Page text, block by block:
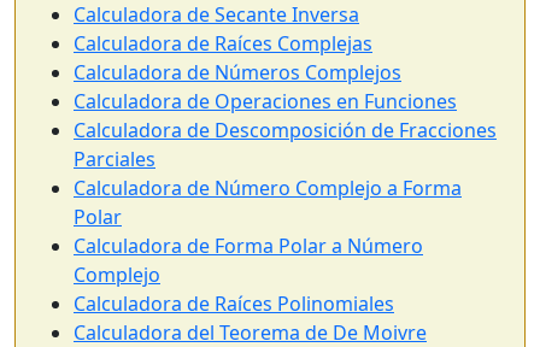
Calculadora de Secante Inversa
Calculadora de Raíces Complejas
Calculadora de Números Complejos
Calculadora de Operaciones en Funciones
Calculadora de Descomposición de Fracciones
Parciales
Calculadora de Número Complejo a Forma
Polar
Calculadora de Forma Polar a Número
Complejo
Calculadora de Raíces Polinomiales
Calculadora del Teorema de De Moivre